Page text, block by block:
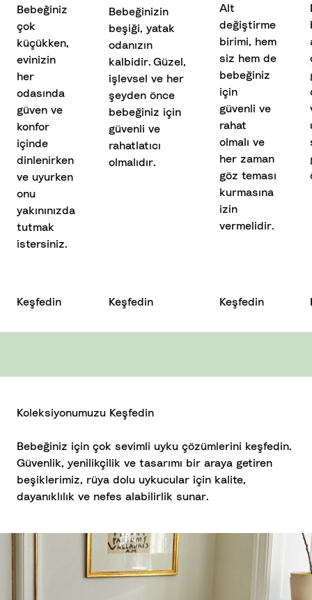
Bebeğiniz
çok
küçükken,
evinizin
her
odasında
güven ve
konfor
içinde
dinlenirken
ve uyurken
onu
yakınınızda
tutmak
istersiniz.
Keşfedin
Bebeğinizin
beşiği, yatak
odanızın
kalbidir. Güzel,
işlevsel ve her
şeyden önce
bebeğiniz için
güvenli ve
rahatlatıcı
olmalıdır.
Keşfedin
Alt
değiştirme
birimi, hem
siz hem de
bebeğiniz
için
güvenli ve
rahat
olmalı ve
her zaman
göz teması
kurmasına
izin
vermelidir.
Keşfedin
Koleksiyonumuzu Keşfedin
Bebeğiniz için çok sevimli uyku çözümlerini keşfedin.
Güvenlik, yenilikçilik ve tasarımı bir araya getiren
beşiklerimiz, rüya dolu uykucular için kalite,
dayanıklılık ve nefes alabilirlik sunar.